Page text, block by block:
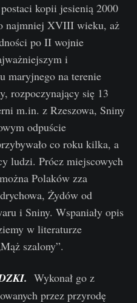
kopii jesienią 2000
najmniej XVIII wieku, aż
po II wojnie
i
maryjnego na terenie
rozpoczynający się 13
m.in. z Rzeszowa, Sniny
odpuście
co roku kilka, a
ludzi. Prócz miejscowych
Polaków zza
Żydów od
i Sniny. Wspaniały opis
w literaturze
szalony”.
Wykonał go z
przez przyrodę